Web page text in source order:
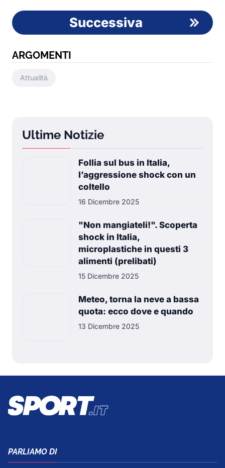
Successiva
ARGOMENTI
Attualità
Ultime Notizie
Follia sul bus in Italia,
l’aggressione shock con un
coltello
16 Dicembre 2025
"Non mangiateli!". Scoperta
shock in Italia,
microplastiche in questi 3
alimenti (prelibati)
15 Dicembre 2025
Meteo, torna la neve a bassa
quota: ecco dove e quando
13 Dicembre 2025
PARLIAMO DI